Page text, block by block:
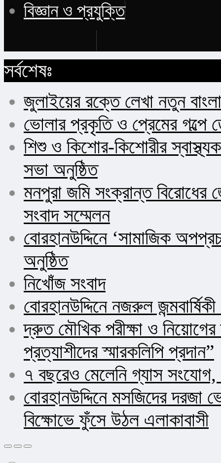
বিজ্ঞান ও প্রযুক্তি
সর্বশেষঃ
জুলাইয়ের রক্তে লেখা নতুন
ভোলার প্রকৃতি ও প্রেমের গল্পে
শিশু ও কিশোর-কিশোরীর
সভা অনুষ্ঠিত
মনপুরা জমি সংক্রান্ত বিরোধের
সংবাদ সম্মেলন
বোরহানউদ্দিনে ‘সামাজিক
অনুষ্ঠিত
নিখোঁজ সংবাদ
বোরহানউদ্দিনে নজরুল
দ্রুত মৌখিক পরীক্ষা ও
প্রত্যাশীদের স্মারকলিপি প্রদান”
৭ বছরেও মেলেনি গ্যাস
বোরহানউদ্দিনে মসজিদের দরজা
বিক্ষোভে ফুঁসে উঠল এলাকাবাসী